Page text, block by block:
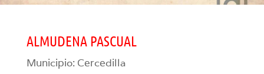
ALMUDENA PASCUAL
Municipio: Cercedilla